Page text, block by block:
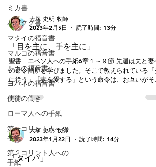
ミカ書
ハバクク書
マタイの福音書
マルコの福音書
ルカの福音書
ヨハネの福音書
使徒の働き
ローマ人への手紙
第一コリント人への
手紙
第２コリント人への
手紙
人でも多くキリストから引き離し、永遠の滅びへと
連れにすることを目的に働いています
ろの悪霊に」対抗しなさいと告げています。エペソ
手紙を大きく分けると1～3章までが神の救いのみわ
について、4～6章は具体的な教会生活、クリスチャ
生活について記されています。その終わりに「悪魔
に気をつけることをもって締めくくるのです。神の
いを経験し、これからクリスチャンとして生きてい
うえで、悪魔の正しい理解が重要だと言うことがわ
ります。 クリスチャン生活って悪魔に気をつけるん
だ・・・とうなだれてしまうかもしれませんが、こ
逆のこと、たとえば私たちには御使いがいて守って
ださることも記されています。へブル人への手紙１
け継ぐことになる人々に仕えるために遣わされてい
のではありませんか」を読
大塚 史明 牧師
2023年2月5日
読了時間: 13分
「目を主に、手を主に」
聖書 エペソ人への手紙6章１～９節 先週は夫と妻へ
の命令箇所を学びました。そこで教えられている「
に従う」「妻を愛する」という命令は、お互いがそ
しなさいと命令し合ったりできていないと指摘し合
たりするためではありませんでした。妻は夫に従う
夫は妻を愛することをキリストに自分のからだを献
ることによって果たしていきます。それらの命令は
互いに対して責任を負っているのではなく、キリス
に仕え、キリストを愛するものです。それゆえ、こ
らは夫婦関係でない者に対しても語られ、祈りに向
わされるものになります。聖書はそれぞれの個所を
大塚 史明 牧師
2023年1月22日
読了時間: 14分
「タイパ」